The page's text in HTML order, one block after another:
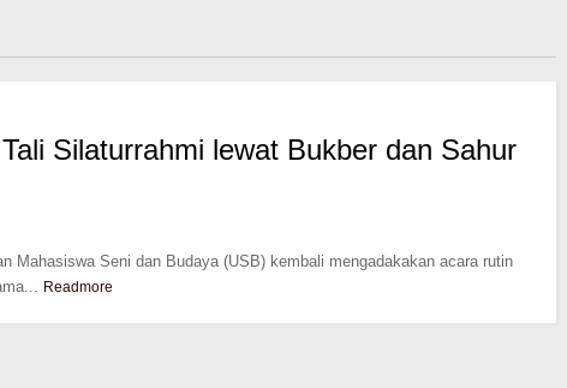
Silaturrahmi lewat Bukber dan Sahur
Mahasiswa Seni dan Budaya (USB) kembali mengadakakan acara rutin
Readmore